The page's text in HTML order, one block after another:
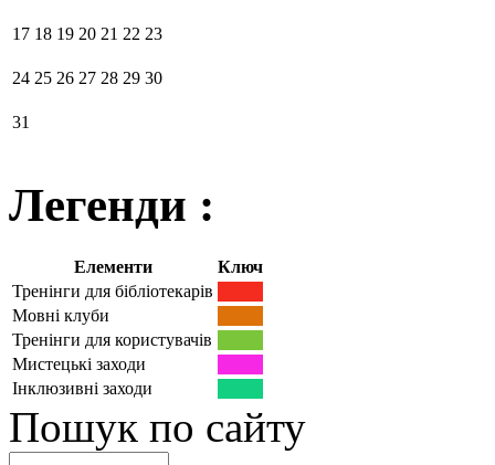
17 18 19 20 21 22 23
24 25 26 27 28 29 30
31
Легенди :
Елементи
Ключ
Тренінги для бібліотекарів
Мовні клуби
Тренінги для користувачів
Мистецькі заходи
Інклюзивні заходи
Пошук по сайту